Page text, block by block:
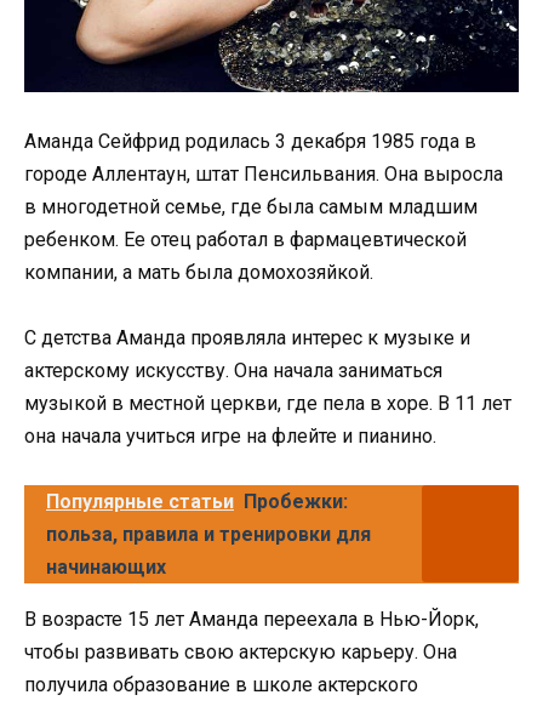
Аманда Сейфрид родилась 3 декабря 1985 года в
городе Аллентаун, штат Пенсильвания. Она выросла
в многодетной семье, где была самым младшим
ребенком. Ее отец работал в фармацевтической
компании, а мать была домохозяйкой.
С детства Аманда проявляла интерес к музыке и
актерскому искусству. Она начала заниматься
музыкой в местной церкви, где пела в хоре. В 11 лет
она начала учиться игре на флейте и пианино.
Популярные статьи Пробежки:
польза, правила и тренировки для
начинающих
В возрасте 15 лет Аманда переехала в Нью-Йорк,
чтобы развивать свою актерскую карьеру. Она
получила образование в школе актерского